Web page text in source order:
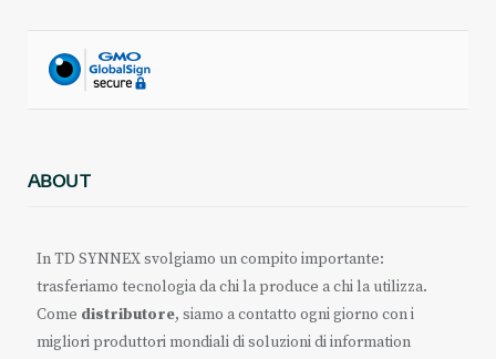
ABOUT
In TD SYNNEX svolgiamo un compito importante:
trasferiamo tecnologia da chi la produce a chi la utilizza.
Come distributore, siamo a contatto ogni giorno con i
migliori produttori mondiali di soluzioni di information